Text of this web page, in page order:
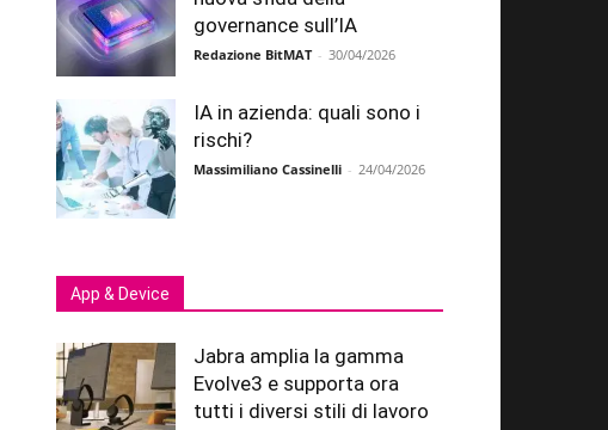
governance sull’IA
Redazione BitMAT - 30/04/2026
IA in azienda: quali sono i
rischi?
Massimiliano Cassinelli - 24/04/2026
App & Device
Jabra amplia la gamma
Evolve3 e supporta ora
tutti i diversi stili di lavoro